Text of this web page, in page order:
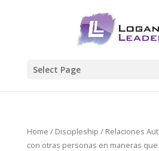
Select Page
Home / Discipleship / Relaciones
con otras personas en maneras